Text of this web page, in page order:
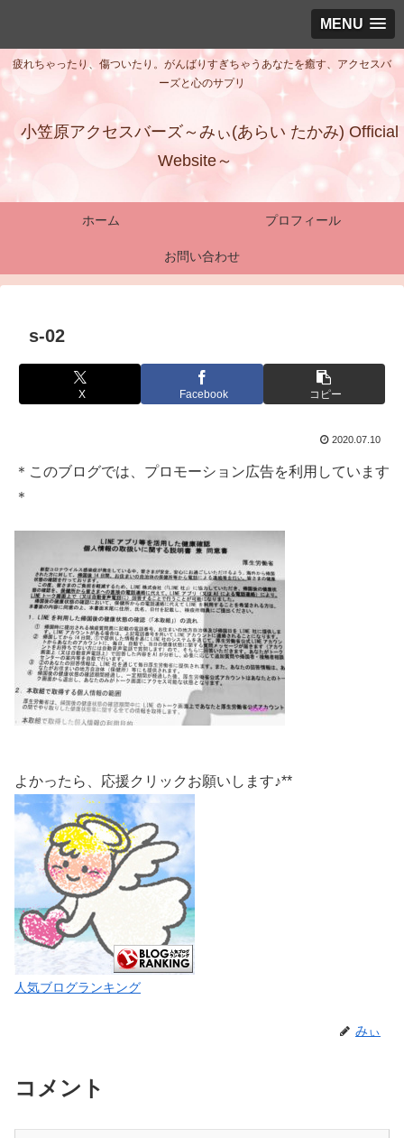
MENU
疲れちゃったり、傷ついたり。がんばりすぎちゃうあなたを癒す、アクセスバ
ーズと心のサプリ
小笠原アクセスバーズ～みぃ(あらい たかみ) Official
Website～
ホーム プロフィール
お問い合わせ
s-02
X Facebook コピー
2020.07.10
＊このブログでは、プロモーション広告を利用しています
＊
よかったら、応援クリックお願いします♪**
人気ブログランキング
みぃ
コメント